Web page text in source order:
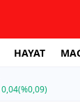
HAYAT
0,04(%0,09)